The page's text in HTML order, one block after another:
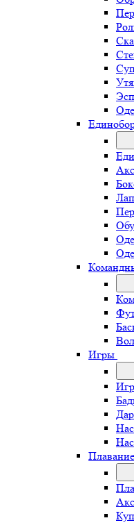
Игры
Плавание